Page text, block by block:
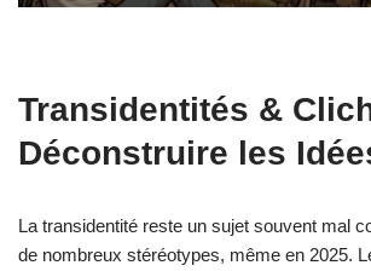
Transidentités &
Déconstruire les
La transidentité reste un sujet souvent mal
de nombreux stéréotypes, même en 2025.